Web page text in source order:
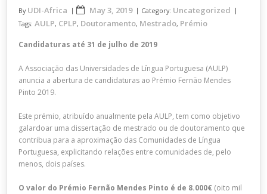
By UDI-Africa May 3, 2019 Category: Uncategorized
Tags: AULP, CPLP, Doutoramento, Mestrado, Prémio
Candidaturas até 31 de julho de 2019
A Associação das Universidades de Língua Portuguesa (AULP)
anuncia a abertura de candidaturas ao Prémio Fernão Mendes
Pinto 2019.
Este prémio, atribuído anualmente pela AULP, tem como objetivo
galardoar uma dissertação de mestrado ou de doutoramento que
contribua para a aproximação das Comunidades de Língua
Portuguesa, explicitando relações entre comunidades de, pelo
menos, dois países.
O valor do Prémio Fernão Mendes Pinto é de 8.000€ (oito mil